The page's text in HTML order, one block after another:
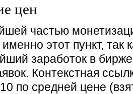
цен
частью
этот пункт, так
заработок в
Контекстная
по средней цене